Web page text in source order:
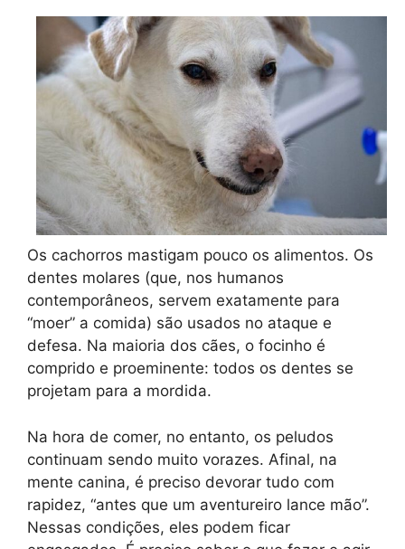
Os cachorros mastigam pouco os alimentos. Os
dentes molares (que, nos humanos
contemporâneos, servem exatamente para
“moer” a comida) são usados no ataque e
defesa. Na maioria dos cães, o focinho é
comprido e proeminente: todos os dentes se
projetam para a mordida.
Na hora de comer, no entanto, os peludos
continuam sendo muito vorazes. Afinal, na
mente canina, é preciso devorar tudo com
rapidez, “antes que um aventureiro lance mão”.
Nessas condições, eles podem ficar